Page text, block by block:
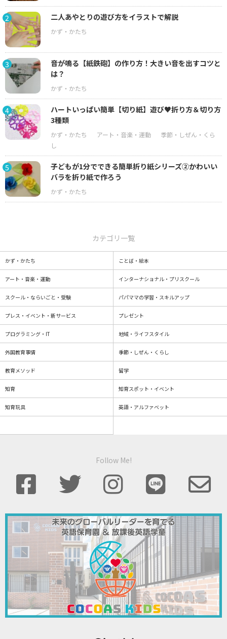
2 二人あやとりの遊び方をイラストで解説
3
音が鳴る【紙鉄砲】の作り方！大きい音を出すコツと
は？
4
ハートいっぱい簡単【切り紙】遊び♥折り方＆切り方
3種類
5
子どもが1分でできる簡単折り紙シリーズ②かわいい
バラを折り紙で作ろう
カテゴリ一覧
かず・かたち ことば・絵本
アート・音楽・運動 インターナショナル・プリスクール
スクール・ならいごと・受験 パパママの学習・スキルアップ
プレス・イベント・新サービス プレゼント
プログラミング・IT 地域・ライフスタイル
外国教育事情 季節・しぜん・くらし
教育メソッド 留学
知育 知育スポット・イベント
知育玩具 英語・アルファベット
Follow Me!